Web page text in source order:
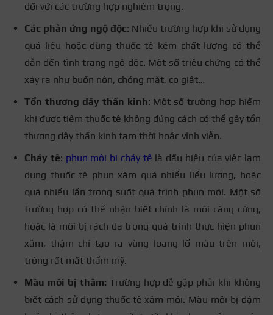
đối với các trường hợp nghiêm trọng.
Các phản ứng ngộ độc: Nhiều trường hợp khi sử dụng
quá liều hoặc dùng thuốc tê kém chất lượng có thể
dẫn đến tình trạng ngộ độc. Một số triệu chứng có thể
xảy ra như buồn nôn, chóng mặt, co giật…
Tổn thương dây thần kinh: Một số trường hợp hiếm
khi được tiêm thuốc tê không đúng cách có thể gây tổn
thương dây thần kinh tạm thời hoặc vĩnh viễn.
Cháy tê: phun môi bị cháy tê là dấu hiệu của việc lạm
dụng thuốc tê phun xăm quá nhiều liều lượng, hoặc
quá nhiều lần trong suốt quá trình phun môi. Một số
trường hợp có thể nhận biết chính là môi căng cứng,
hoặc là môi bị rách da trong quá trình thực hiện phun
xăm, thậm chí tạo ra vùng loang lổ màu trên môi,
trông rất mất thẩm mỹ.
Màu môi bị thâm: Trường hợp dễ gặp phải khi không
biết cách sử dụng thuốc tê xăm môi. Màu môi bị đậm